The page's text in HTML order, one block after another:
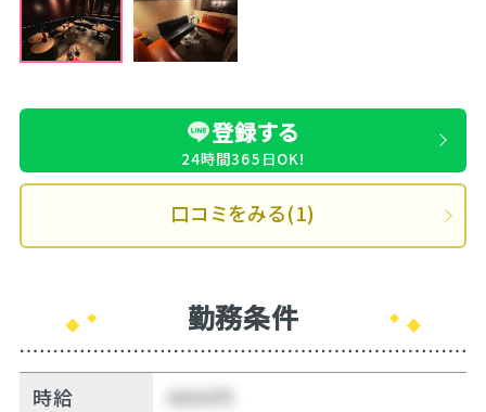
登録する
24時間365日OK!
口コミをみる(1)
勤務条件
時給
4000円